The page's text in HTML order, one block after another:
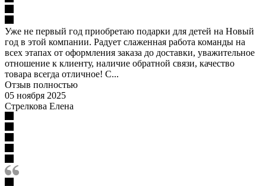
Уже не первый год приобретаю подарки для детей на Новый
год в этой компании. Радует слаженная работа команды на
всех этапах от оформления заказа до доставки, уважительное
отношение к клиенту, наличие обратной связи, качество
товара всегда отличное! С...
Отзыв полностью
05 ноября 2025
Стрелкова Елена